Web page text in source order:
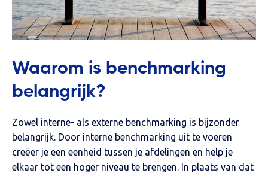
Waarom is benchmarking
belangrijk?
Zowel interne- als externe benchmarking is bijzonder
belangrijk. Door interne benchmarking uit te voeren
creëer je een eenheid tussen je afdelingen en help je
elkaar tot een hoger niveau te brengen. In plaats van dat